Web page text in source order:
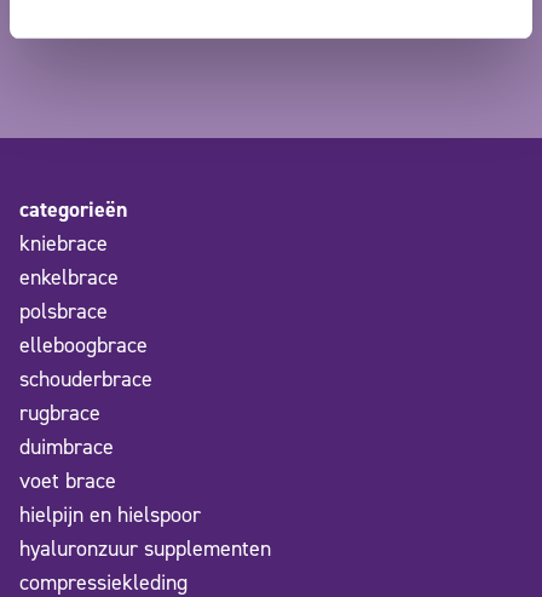
categorieën
kniebrace
enkelbrace
polsbrace
elleboogbrace
schouderbrace
rugbrace
duimbrace
voet brace
hielpijn en hielspoor
hyaluronzuur supplementen
compressiekleding